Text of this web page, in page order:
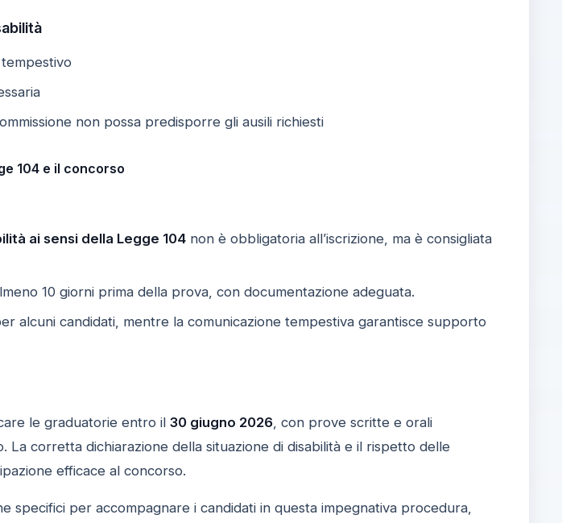
non possa predisporre gli ausili richiesti
104 e il concorso
ai sensi della Legge 104non è obbligatoria all’iscrizione, ma è consigliata
10 giorni prima della prova, con documentazione adeguata.
alcuni candidati, mentre la comunicazione tempestiva garantisce supporto
le graduatorie entro il 30 giugno 2026, con prove scritte e orali
La corretta dichiarazione della situazione di disabilità e il rispetto delle
efficace al concorso.
specifici per accompagnare i candidati in questa impegnativa procedura,